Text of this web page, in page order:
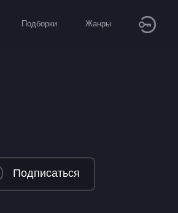
Подборки Жанры
Подписаться